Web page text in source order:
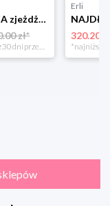
NAJDŁUŻSZA zjeżdżalnia ślizg 3m trzymetrowy Zielona wodna na plac zabaw
zł*
*najniższa cena z 30 dni przed obniżką
Erli
320.20 zł